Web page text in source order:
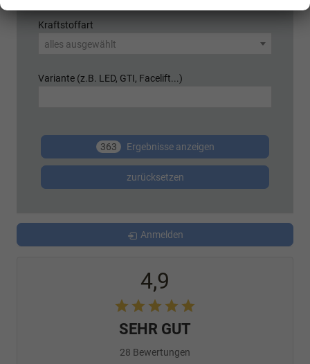
Kraftstoffart
alles ausgewählt
Variante (z.B. LED, GTI, Facelift...)
363 Ergebnisse anzeigen
zurücksetzen
Anmelden
4,9
SEHR GUT
28 Bewertungen